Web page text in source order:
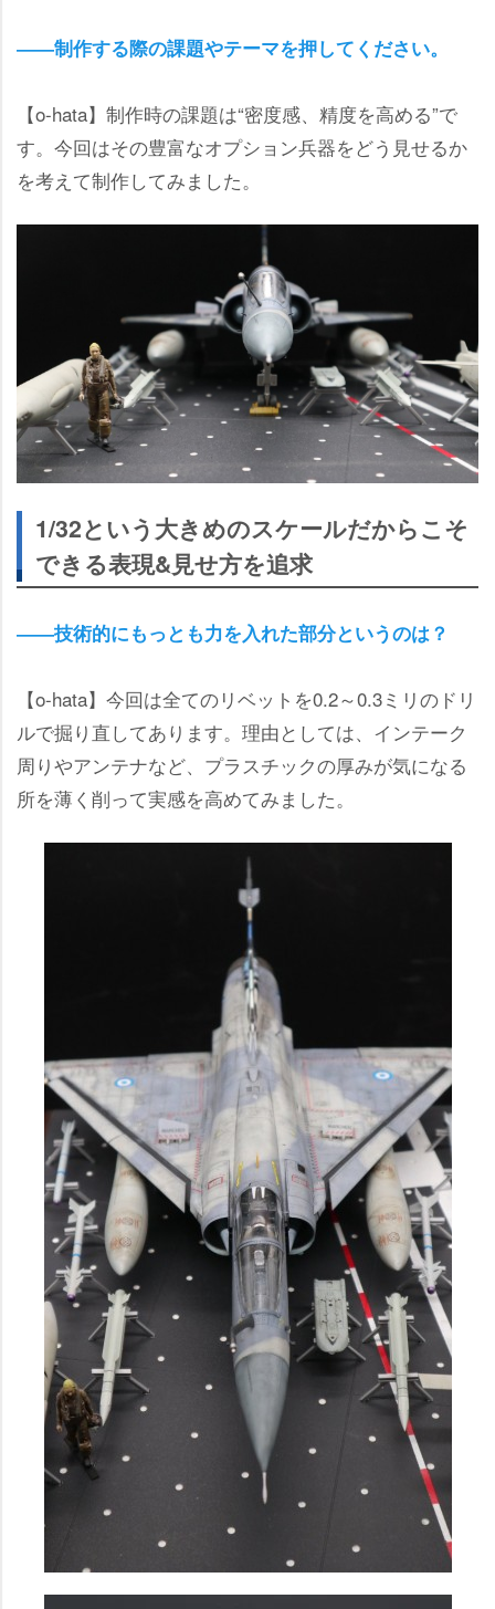
――制作する際の課題やテーマを押してください。
【o-hata】制作時の課題は“密度感、精度を高める”で
す。今回はその豊富なオプション兵器をどう見せるか
を考えて制作してみました。
1/32という大きめのスケールだからこそ
できる表現&見せ方を追求
――技術的にもっとも力を入れた部分というのは？
【o-hata】今回は全てのリベットを0.2～0.3ミリのドリ
ルで掘り直してあります。理由としては、インテーク
周りやアンテナなど、プラスチックの厚みが気になる
所を薄く削って実感を高めてみました。